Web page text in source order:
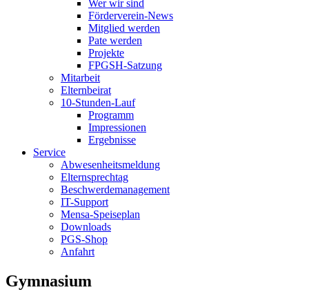
Wer wir sind
Förderverein-News
Mitglied werden
Pate werden
Projekte
FPGSH-Satzung
Mitarbeit
Elternbeirat
10-Stunden-Lauf
Programm
Impressionen
Ergebnisse
Service
Abwesenheitsmeldung
Elternsprechtag
Beschwerdemanagement
IT-Support
Mensa-Speiseplan
Downloads
PGS-Shop
Anfahrt
Gymnasium